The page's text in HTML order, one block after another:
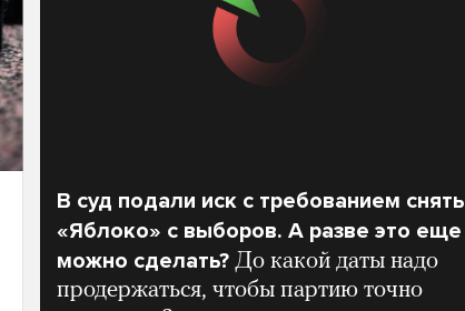
В суд подали иск с требованием снять
«Яблоко» с выборов. А разве это еще
можно сделать? До какой даты надо
продержаться, чтобы партию точно